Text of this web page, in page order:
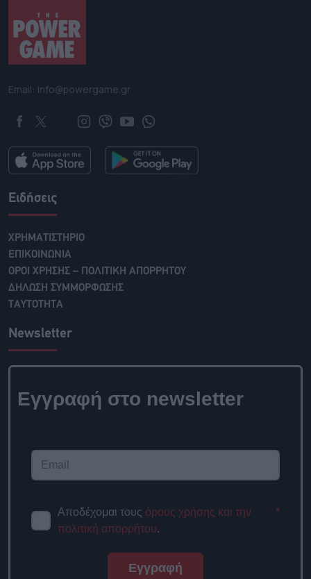
Email: info@powergame.gr
Ειδήσεις
ΧΡΗΜΑΤΙΣΤΗΡΙΟ
ΕΠΙΚΟΙΝΩΝΙΑ
ΟΡΟΙ ΧΡΗΣΗΣ – ΠΟΛΙΤΙΚΗ ΑΠΟΡΡΗΤΟΥ
ΔΗΛΩΣΗ ΣΥΜΜΟΡΦΩΣΗΣ
ΤΑΥΤΟΤΗΤΑ
Newsletter
Εγγραφή στο newsletter
Αποδέχομαι τους όρους χρήσης και την
πολιτική απορρήτου.
*
Εγγραφή